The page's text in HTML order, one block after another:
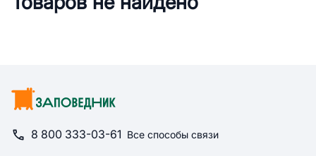
8 800 333-03-61 Все способы связи